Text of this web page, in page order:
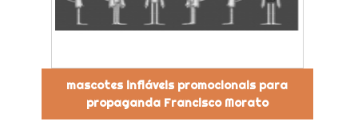
mascotes infláveis promocionais para
propaganda Francisco Morato